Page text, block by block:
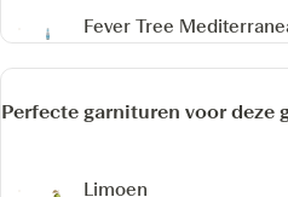
Fever Tree
Perfecte garnituren voor deze
Limoen